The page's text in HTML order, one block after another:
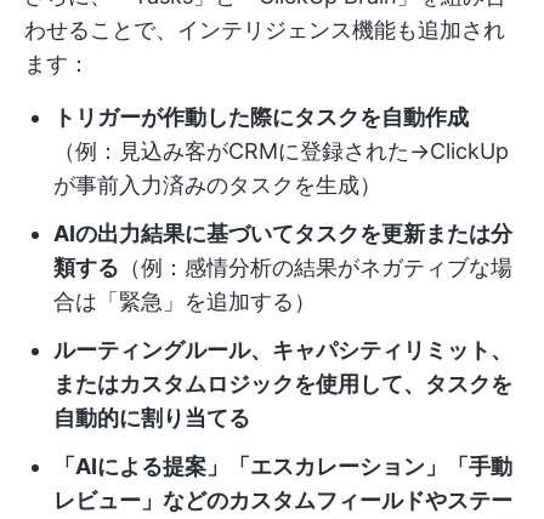
わせることで、インテリジェンス機能も追加され
ます：
トリガーが作動した際にタスクを自動作成
（例：見込み客がCRMに登録された→ClickUp
が事前入力済みのタスクを生成）
AIの出力結果に基づいてタスクを更新または分
類する （例：感情分析の結果がネガティブな場
合は「緊急」を追加する）
ルーティングルール、キャパシティリミット、
またはカスタムロジックを使用して、タスクを
自動的に割り当てる
「AIによる提案」「エスカレーション」「手動
レビュー」などのカスタムフィールドやステー